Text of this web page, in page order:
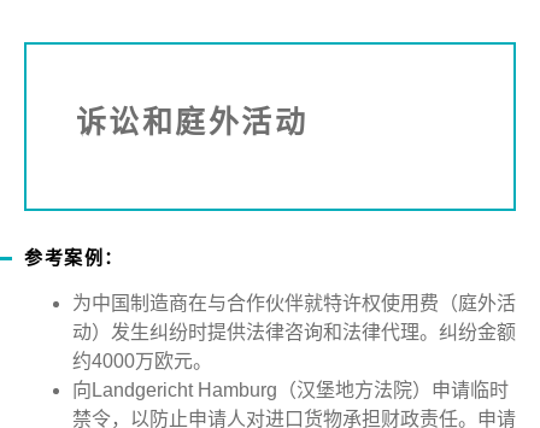
诉讼和庭外活动
参考案例：
为中国制造商在与合作伙伴就特许权使用费（庭外活
动）发生纠纷时提供法律咨询和法律代理。纠纷金额
约4000万欧元。
向 Landgericht Hamburg （汉堡地方法院）申请临时
禁令，以防止申请人对进口货物承担财政责任。申请